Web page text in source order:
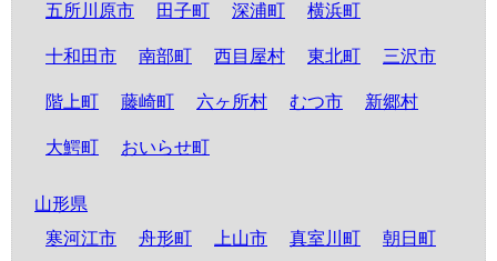
五所川原市 田子町 深浦町 横浜町
十和田市 南部町 西目屋村 東北町 三沢市
階上町 藤崎町 六ヶ所村 むつ市 新郷村
大鰐町 おいらせ町
山形県
寒河江市
舟形町 上山市 真室川町 朝日町